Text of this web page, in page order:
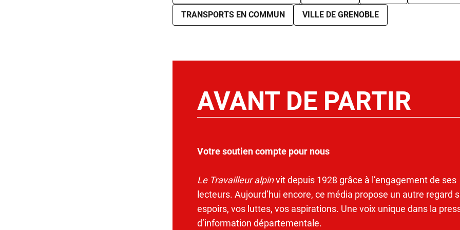
TRANSPORTS EN COMMUN VILLE DE GRENOBLE
AVANT DE PARTIR
Votre soutien compte pour nous
Le Travailleur alpinvit depuis 1928 grâce à l’engagement de ses
lecteurs. Aujourd’hui encore, ce média propose un autre regard
espoirs, vos luttes, vos aspirations. Une voix unique dans la
d’information départementale.